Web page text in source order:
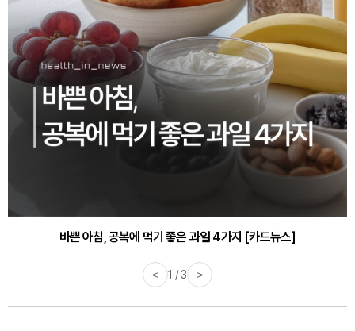
바쁜 아침, 공복에 먹기 좋은 과일 4가지 [카드뉴스]
< 1 / 3 >